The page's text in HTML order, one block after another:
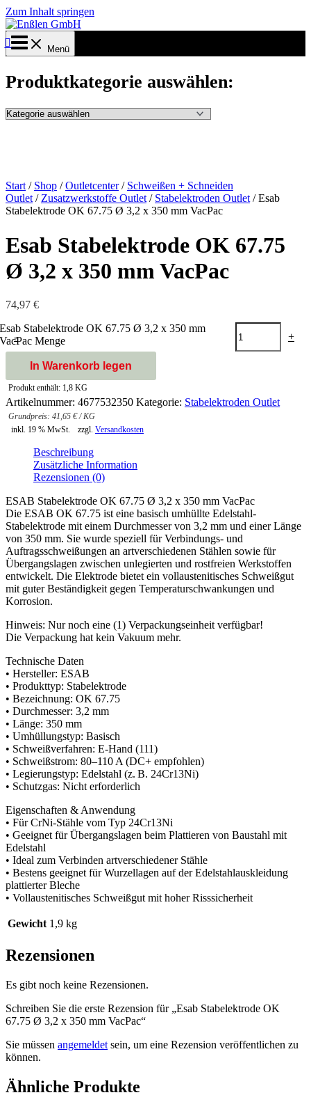
Zum Inhalt springen
Menü
Produktkategorie auswählen:
Start / Shop /Outletcenter/ Schweißen + Schneiden
Outlet / Zusatzwerkstoffe Outlet / Stabelektroden Outlet / Esab
Stabelektrode OK 67.75 Ø 3,2 x 350 mm VacPac
Esab Stabelektrode OK 67.75
Ø 3,2 x 350 mm VacPac
74,97 €
-
Stabelektrode OK 67.75 Ø 3,2 x 350 mm
Menge
+
In Warenkorb legen
Produkt enthält: 1,8 KG
Artikelnummer: 4677532350 Kategorie: Stabelektroden Outlet
41,65 €/KG
inkl. 19 % MwSt.
zzgl. Versandkosten
Beschreibung
Zusätzliche Information
Rezensionen (0)
ESAB Stabelektrode OK 67.75 Ø 3,2 x 350 mm VacPac
Die ESAB OK 67.75 ist eine basisch umhüllte Edelstahl-
Stabelektrode mit einem Durchmesser von 3,2 mm und einer Länge
von 350 mm. Sie wurde speziell für Verbindungs- und
Auftragsschweißungen an artverschiedenen Stählen sowie für
Übergangslagen zwischen unlegierten und rostfreien Werkstoffen
entwickelt. Die Elektrode bietet ein vollaustenitisches Schweißgut
mit guter Beständigkeit gegen Temperaturschwankungen und
Korrosion.
Hinweis: Nur noch eine (1) Verpackungseinheit verfügbar!
Die Verpackung hat kein Vakuum mehr.
Technische Daten
• Hersteller: ESAB
• Produkttyp: Stabelektrode
• Bezeichnung: OK 67.75
• Durchmesser: 3,2 mm
• Länge: 350 mm
• Umhüllungstyp: Basisch
• Schweißverfahren: E-Hand (111)
• Schweißstrom: 80–110 A (DC+ empfohlen)
• Legierungstyp: Edelstahl (z. B. 24Cr13Ni)
• Schutzgas: Nicht erforderlich
Eigenschaften & Anwendung
• Für CrNi-Stähle vom Typ 24Cr13Ni
• Geeignet für Übergangslagen beim Plattieren von Baustahl mit
Edelstahl
• Ideal zum Verbinden artverschiedener Stähle
• Bestens geeignet für Wurzellagen auf der Edelstahlauskleidung
plattierter Bleche
• Vollaustenitisches Schweißgut mit hoher Risssicherheit
Gewicht 1,9 kg
Rezensionen
Es gibt noch keine Rezensionen.
Schreiben Sie die erste Rezension für „Esab Stabelektrode OK
67.75 Ø 3,2 x 350 mm VacPac“
Sie müssen angemeldet sein, um eine Rezension veröffentlichen zu
können.
Ähnliche Produkte